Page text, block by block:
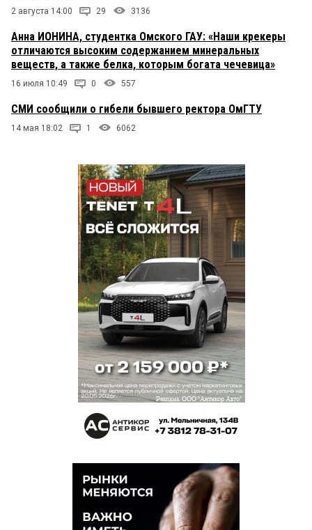
2 августа 14:00 29 3136
Анна ИОНИНА, студентка Омского ГАУ: «Наши крекеры
отличаются высоким содержанием минеральных
веществ, а также белка, которым богата чечевица»
16 июля 10:49 0 557
СМИ сообщили о гибели бывшего ректора ОмГТУ
14 мая 18:02 1 6062